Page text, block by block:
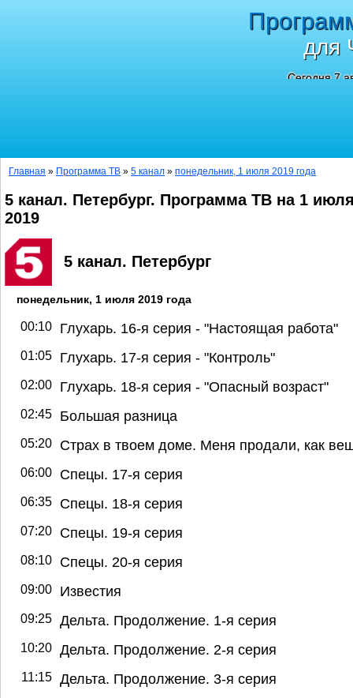
для
Сегодня 7
Главная » Программа ТВ » 5 канал » понедельник, 1 июля 2019 года
5 канал. Петербург. Программа ТВ на 1
2019
5 канал. Петербург
понедельник, 1 июля 2019 года
00:10 Глухарь. 16-я серия - "Настоящая работа"
01:05 Глухарь. 17-я серия - "Контроль"
02:00 Глухарь. 18-я серия - "Опасный возраст"
02:45 Большая разница
05:20 Страх в твоем доме. Меня продали, как
06:00 Спецы. 17-я серия
06:35 Спецы. 18-я серия
07:20 Спецы. 19-я серия
08:10 Спецы. 20-я серия
09:00 Известия
09:25 Дельта. Продолжение. 1-я серия
10:20 Дельта. Продолжение. 2-я серия
11:15 Дельта. Продолжение. 3-я серия